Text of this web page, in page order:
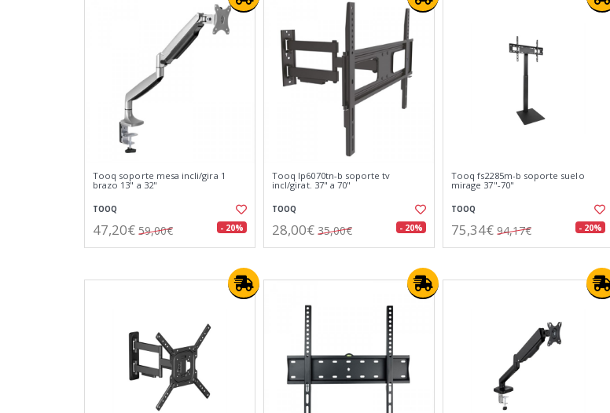
Tooq soporte mesa incli/gira 1
brazo 13" a 32"
TOOQ
47,20€ 59,00€ - 20%
Tooq lp6070tn-b soporte tv
incl/girat. 37" a 70"
TOOQ
28,00€ 35,00€ - 20%
Tooq fs2285m-b soporte suelo
mirage 37"-70"
TOOQ
75,34€ 94,17€ - 20%